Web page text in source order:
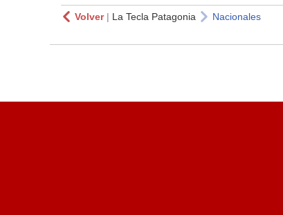
Volver| La Tecla Patagonia Nacionales